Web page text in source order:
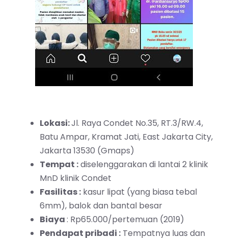
Lokasi:Jl. Raya Condet No.35, RT.3/RW.4,
Batu Ampar, Kramat Jati, East Jakarta City,
Jakarta 13530 (Gmaps)
Tempat :diselenggarakan di lantai 2 klinik
MnD klinik Condet
Fasilitas : kasur lipat (yang biasa tebal
6mm), balok dan bantal besar
Biaya: Rp65.000/pertemuan (2019)
Pendapat pribadi : Tempatnya luas dan